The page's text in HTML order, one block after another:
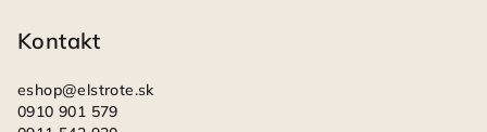
Kontakt
eshop@elstrote.sk
0910 901 579